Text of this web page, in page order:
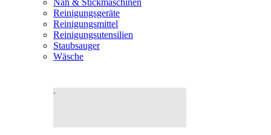
Näh & Stickmaschinen
Reinigungsgeräte
Reinigungsmittel
Reinigungsutensilien
Staubsauger
Wäsche